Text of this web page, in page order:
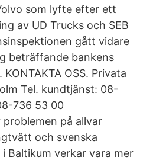
som lyfte efter ett
av UD Trucks och SEB
gått vidare
beträffande bankens
OSS. Privata
Tel. kundtjänst: 08-
736 53 00
problemen på allvar
och svenska
Baltikum verkar vara mer